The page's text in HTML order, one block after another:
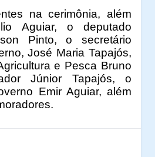
na cerimônia, além
Aguiar, o deputado
Pinto, o secretário
José Maria Tapajós,
e Pesca Bruno
Júnior Tapajós, o
Emir Aguiar, além